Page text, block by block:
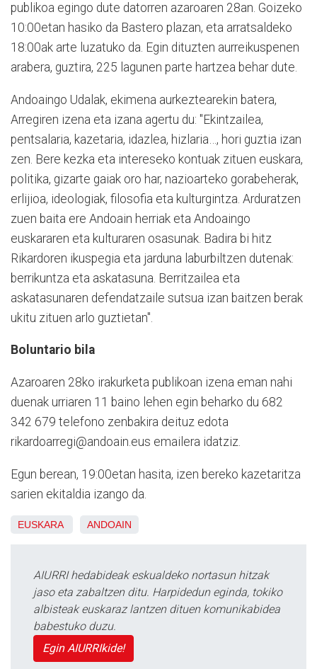
publikoa egingo dute datorren azaroaren 28an. Goizeko
10:00etan hasiko da Bastero plazan, eta arratsaldeko
18:00ak arte luzatuko da. Egin dituzten aurreikuspenen
arabera, guztira, 225 lagunen parte hartzea behar dute.
Andoaingo Udalak, ekimena aurkeztearekin batera,
Arregiren izena eta izana agertu du: "Ekintzailea,
pentsalaria, kazetaria, idazlea, hizlaria…, hori guztia izan
zen. Bere kezka eta intereseko kontuak zituen euskara,
politika, gizarte gaiak oro har, nazioarteko gorabeherak,
erlijioa, ideologiak, filosofia eta kulturgintza. Arduratzen
zuen baita ere Andoain herriak eta Andoaingo
euskararen eta kulturaren osasunak. Badira bi hitz
Rikardoren ikuspegia eta jarduna laburbiltzen dutenak:
berrikuntza eta askatasuna. Berritzailea eta
askatasunaren defendatzaile sutsua izan baitzen berak
ukitu zituen arlo guztietan".
Boluntario bila
Azaroaren 28ko irakurketa publikoan izena eman nahi
duenak urriaren 11 baino lehen egin beharko du 682
342 679 telefono zenbakira deituz edota
rikardoarregi@andoain.eus emailera idatziz.
Egun berean, 19:00etan hasita, izen bereko kazetaritza
sarien ekitaldia izango da.
EUSKARA ANDOAIN
AIURRI hedabideak eskualdeko nortasun hitzak
jaso eta zabaltzen ditu. Harpidedun eginda, tokiko
albisteak euskaraz lantzen dituen komunikabidea
babestuko duzu.
Egin AIURRIkide!